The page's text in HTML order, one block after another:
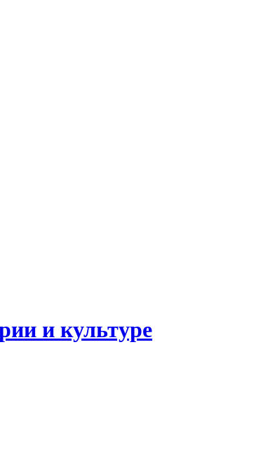
и культуре